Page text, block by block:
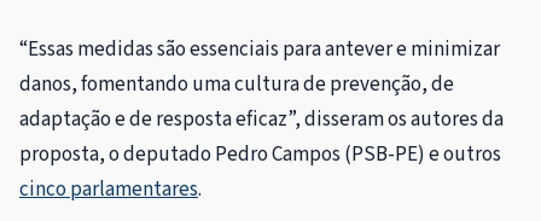
“Essas medidas são essenciais para antever e minimizar
danos, fomentando uma cultura de prevenção, de
adaptação e de resposta eficaz”, disseram os autores da
proposta, o deputado Pedro Campos (PSB-PE) e outros
cinco parlamentares.